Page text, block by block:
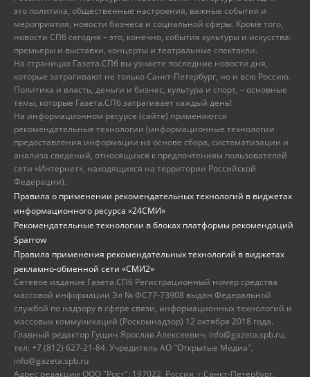
это политика, общественные настроения, важные события и
мероприятия, новости бизнеса и социальной сферы. Кроме того,
новости СПб сегодня – это, конечно, события культуры и искусства:
премьеры и выставки, концерты и театральные спектакли.
На страницах Газета.СПб вы узнаете последние новости дня,
которые затрагивают не только Санкт-Петербург, но и всю Россию.
Политика и власть, деньги и бизнес, культура и спорт, – основные
темы, которые Газета.СПб затрагивает каждый день!
На информационном ресурсе (сайте) применяются
рекомендательные технологии (информационные технологии
предоставления информации на основе сбора, систематизации и
анализа сведений, относящихся к предпочтениям пользователей
сети «Интернет», находящихся на территории Российской
Федерации).
Правила о применении рекомендательных технологий в виджетах
информационного ресурса «24СМИ»
Рекомендательные технологии в блоках платформы рекомендаций
Sparrow
Правила применения рекомендательных технологий в виджетах
рекламно-обменной сети «СМИ2»
Сетевое издание Газета.СПб Регистрационный номер средства
массовой информации Эл № ФС77-73908 выдан Федеральной
службой по надзору в сфере связи, информационных технологий и
массовых коммуникаций (Роскомнадзор) 12 октября 2018 года.
Главный редактор Гущин Ярослав Алексеевич, info@gazeta.spb.ru,
тел: +7 (812) 627-21-84. Учредитель АО "Открытые Медиа",
info@gazeta.spb.ru
Адрес редакции ООО "Рост": 197022, Россия, г.Санкт-Петербург,